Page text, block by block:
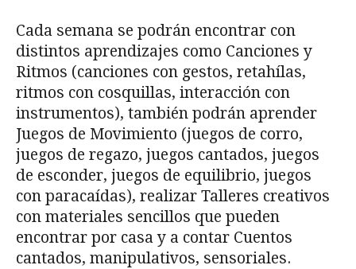
Cada semana se podrán encontrar con
distintos aprendizajes como Canciones y
Ritmos (canciones con gestos, retahílas,
ritmos con cosquillas, interacción con
instrumentos), también podrán aprender
Juegos de Movimiento (juegos de corro,
juegos de regazo, juegos cantados, juegos
de esconder, juegos de equilibrio, juegos
con paracaídas), realizar Talleres creativos
con materiales sencillos que pueden
encontrar por casa y a contar Cuentos
cantados, manipulativos, sensoriales.